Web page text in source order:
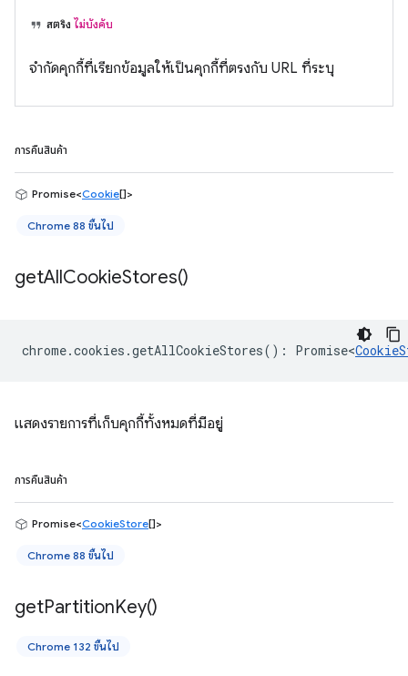
สตริง ไม่บังคับ
จำกัดคุกกี้ที่เรียกข้อมูลให้เป็นคุกกี้ที่ตรงกับ URL ที่ระบุ
การคืนสินค้า
Promise<Cookie[]>
Chrome 88 ขึ้นไป
getAllCookieStores()
chrome.cookies .getAllCookieStores() : Promise<
แสดงรายการที่เก็บคุกกี้ทั้งหมดที่มีอยู่
การคืนสินค้า
Promise<CookieStore[]>
Chrome 88 ขึ้นไป
getPartitionKey()
Chrome 132 ขึ้นไป